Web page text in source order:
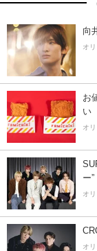
向
オ
お
い
オ
ー”
オ
オ